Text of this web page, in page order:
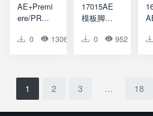
AE+Premi
ere/PR脚
文字标题
条指示线
背景动画
预设
0 1306 1 0
17015AE
模板脚本-
字幕条文
Logo动画
32196607
0 952 1
1 2 3 … 18